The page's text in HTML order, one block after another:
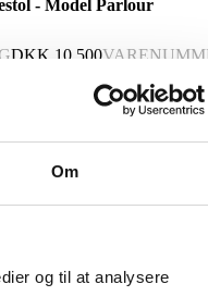
Om
og til at analysere
- Model Parlour
DKK 10.500
Parlour. Betrukket med
H. 74,5 Sh. 42 cm.